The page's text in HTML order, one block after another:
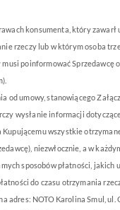
konsumenta, który
rzeczy lub w którym osoba
poinformować
od umowy, stanowiącego
wysłanie informacji
Kupującemu wszystkie
niezwłocznie, a w
sposobów płatności,
do czasu otrzymania
adres: NOTO Karolina Smul,